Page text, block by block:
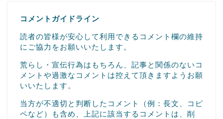
コメントガイドライン
読者の皆様が安心して利用できるコメント欄の維持
にご協力をお願いいたします。
荒らし・宣伝行為はもちろん、記事と関係のないコ
メントや過激なコメントは控えて頂きますようお願
いいたします。
当方が不適切と判断したコメント（例：長文、コピ
ペなど）も含め、上記に該当するコメントは、削